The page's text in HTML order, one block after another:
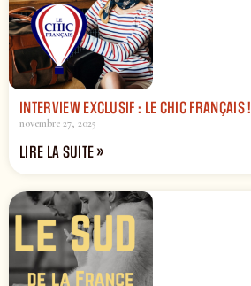
INTERVIEW EXCLUSIF : LE CHIC FRANÇAIS !
novembre 27, 2025
LIRE LA SUITE »